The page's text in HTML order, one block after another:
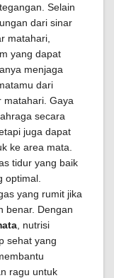
Selain
dari sinar
matahari,
yang dapat
menjaga
dari
matahari. Gaya
secara
juga dapat
ke area mata.
tidur yang baik
optimal.
yang rumit jika
benar. Dengan
, nutrisi
sehat yang
ragu untuk